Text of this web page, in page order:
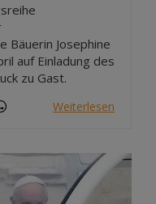
Bäuerin Josephine
auf Einladung des
zu Gast.
Weiterlesen